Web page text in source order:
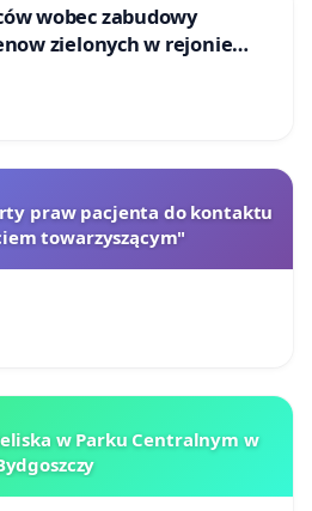
wobec zabudowy
zielonych w rejonie
w Bielsku-Białej
praw pacjenta do kontaktu
towarzyszącym"
w Parku Centralnym w